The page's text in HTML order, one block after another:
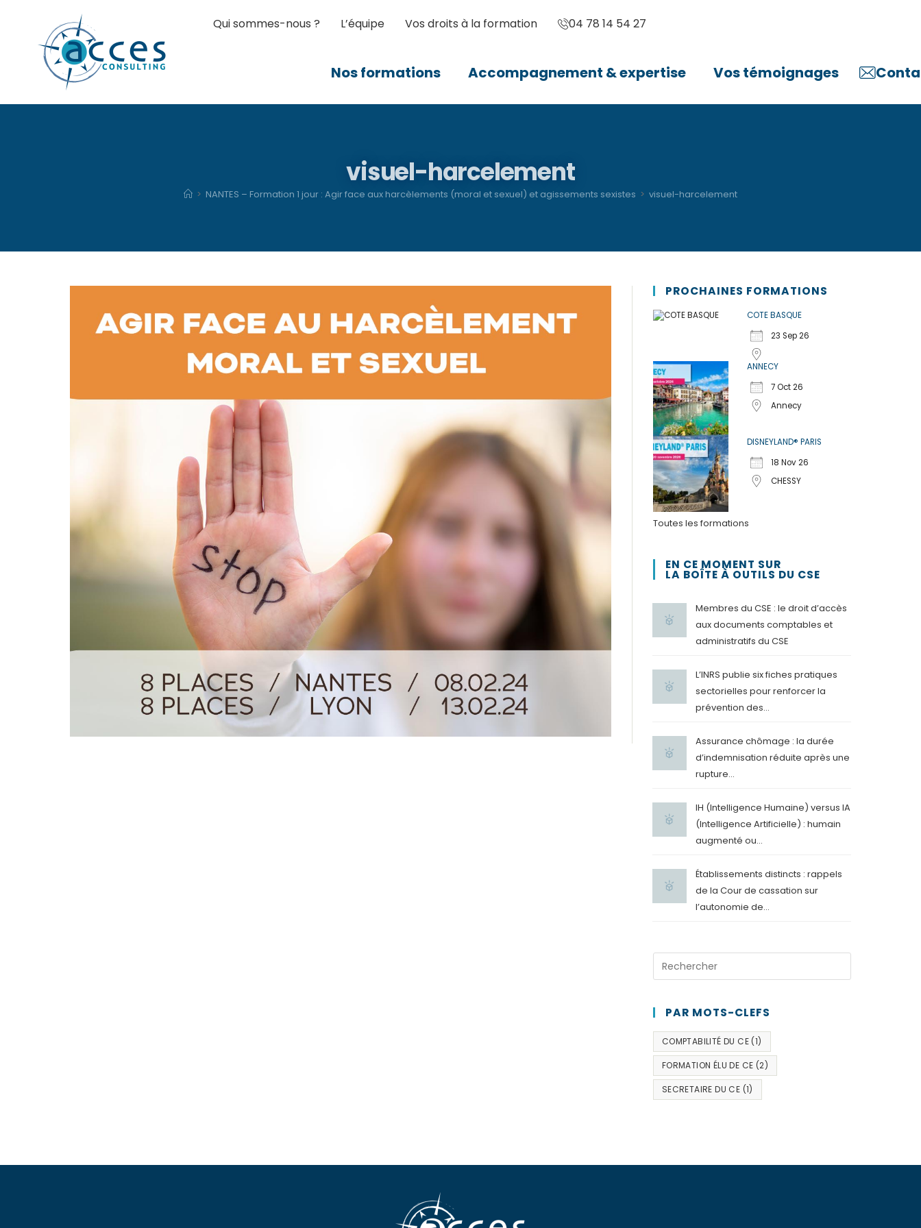
Qui sommes-nous ? L’équipe Vos droits à la formation 04 78 14 54 27
Nos formations Accompagnement & expertise Vos témoignages
visuel-harcelement
> NANTES – Formation 1 jour : Agir face aux harcèlements (moral et sexuel) et agissements sexistes > visuel-harcelement
PROCHAINES FORMATIONS
COTE BASQUE
23 Sep 26
ANNECY
7 Oct 26
Annecy
DISNEYLAND® PARIS
18 Nov 26
CHESSY
Toutes les formations
EN CE MOMENT SUR
LA BOÎTE À OUTILS DU CSE
Membres du CSE : le droit d’accès
aux documents comptables et
administratifs du CSE
L’INRS publie six fiches pratiques
sectorielles pour renforcer la
prévention des...
Assurance chômage : la durée
d’indemnisation réduite après une
rupture...
IH (Intelligence Humaine) versus IA
(Intelligence Artificielle) : humain
augmenté ou...
Établissements distincts : rappels
de la Cour de cassation sur
l’autonomie de...
PAR MOTS-CLEFS
COMPTABILITÉ DU CE (1)
FORMATION ÉLU DE CE (2)
SECRETAIRE DU CE (1)